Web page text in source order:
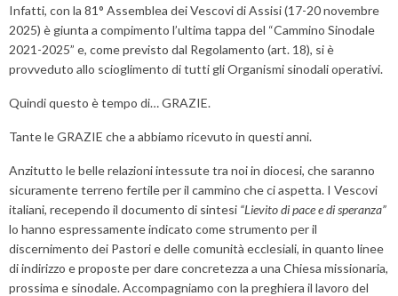
Infatti, con la 81° Assemblea dei Vescovi di Assisi (17-20 novembre
2025) è giunta a compimento l’ultima tappa del “Cammino Sinodale
2021-2025” e, come previsto dal Regolamento (art. 18), si è
provveduto allo scioglimento di tutti gli Organismi sinodali operativi.
Quindi questo è tempo di… GRAZIE.
Tante le GRAZIE che a abbiamo ricevuto in questi anni.
Anzitutto le belle relazioni intessute tra noi in diocesi, che saranno
sicuramente terreno fertile per il cammino che ci aspetta. I Vescovi
italiani, recependo il documento di sintesi “Lievito di pace e di speranza”
lo hanno espressamente indicato come strumento per il
discernimento dei Pastori e delle comunità ecclesiali, in quanto linee
di indirizzo e proposte per dare concretezza a una Chiesa missionaria,
prossima e sinodale. Accompagniamo con la preghiera il lavoro del